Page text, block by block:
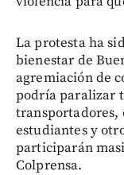
La protesta ha
bienestar de
agremiación de
podría paralizar
transportadores,
estudiantes y
participarán
Colprensa.